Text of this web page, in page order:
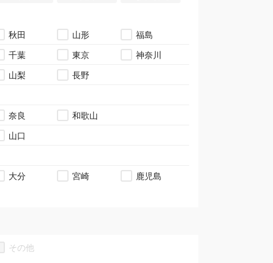
秋田 山形 福島
千葉 東京 神奈川
山梨 長野
奈良 和歌山
山口
大分 宮崎
鹿児島
その他